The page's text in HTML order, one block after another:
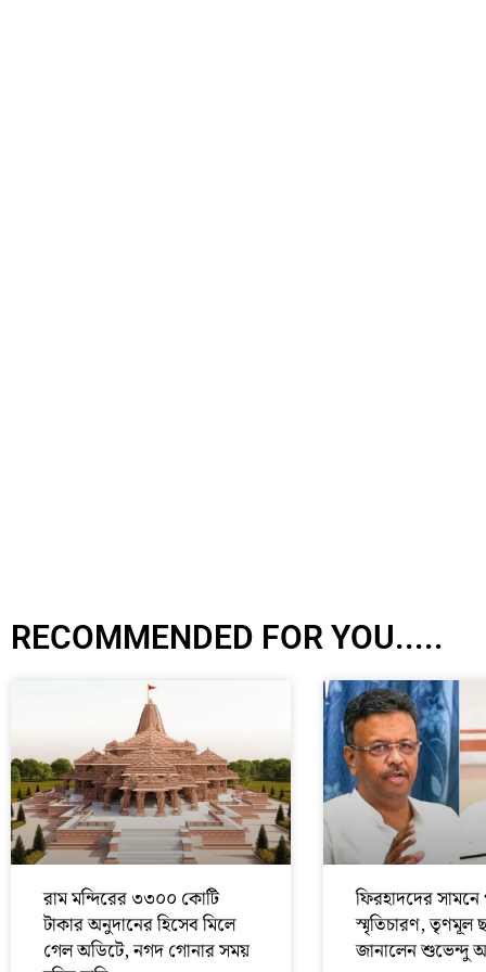
RECOMMENDED FOR YOU.....
রাম মন্দিরের ৩৩০০ কোটি
টাকার অনুদানের হিসেব মিলে
গেল অডিটে, নগদ গোনার সময়
ফিরহাদদের
স্মৃতিচারণ, তৃণমূল
জানালেন শুভেন্দু